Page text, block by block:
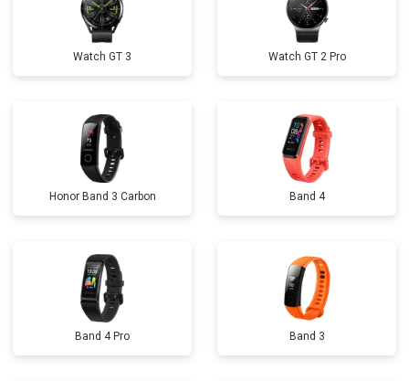
Watch GT 3 Watch GT 2 Pro
Honor Band 3 Carbon Band 4
Band 4 Pro Band 3